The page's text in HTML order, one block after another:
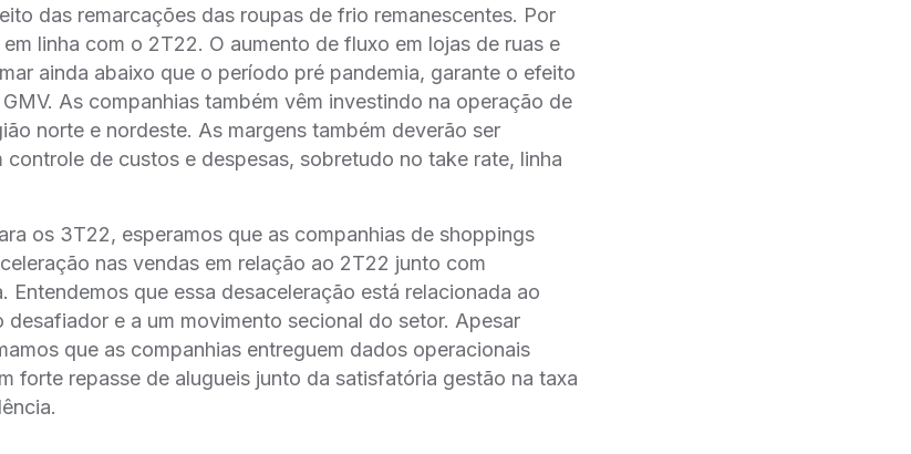
das remarcações das roupas de frio remanescentes. Por
linha com o 2T22. O aumento de fluxo em lojas de ruas e
ainda abaixo que o período pré pandemia, garante o efeito
As companhias também vêm investindo na operação de
norte e nordeste. As margens também deverão ser
de custos e despesas, sobretudo no take rate, linha
os 3T22, esperamos que as companhias de shoppings
nas vendas em relação ao 2T22 junto com
Entendemos que essa desaceleração está relacionada ao
desafiador e a um movimento secional do setor. Apesar
que as companhias entreguem dados operacionais
forte repasse de alugueis junto da satisfatória gestão na taxa